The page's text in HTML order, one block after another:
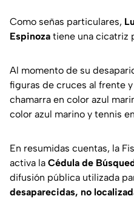
Como señas particulares,
Espinoza tiene una cicatriz
Al momento de su
figuras de cruces al frente
chamarra en color azul
color azul marino y tennis
En resumidas cuentas, la
activa la Cédula de
difusión pública utilizada
desaparecidas, no